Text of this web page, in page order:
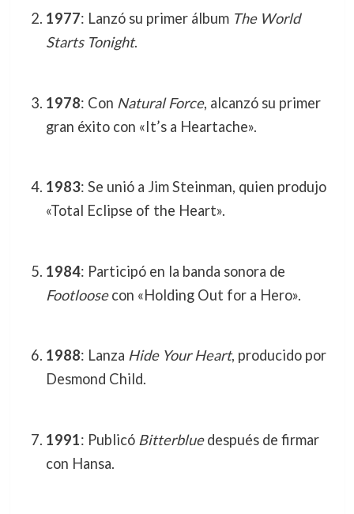
1977: Lanzó su primer álbum The World
Starts Tonight.
1978: Con Natural Force, alcanzó su primer
gran éxito con «It’s a Heartache».
1983: Se unió a Jim Steinman, quien produjo
«Total Eclipse of the Heart».
1984: Participó en la banda sonora de
Footloosecon «Holding Out for a Hero».
1988: Lanza Hide Your Heart, producido por
Desmond Child.
1991: Publicó Bitterbluedespués de firmar
con Hansa.